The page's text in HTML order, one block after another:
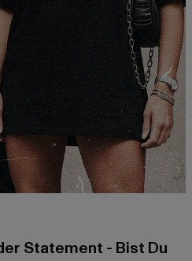
Statement - Bist Du